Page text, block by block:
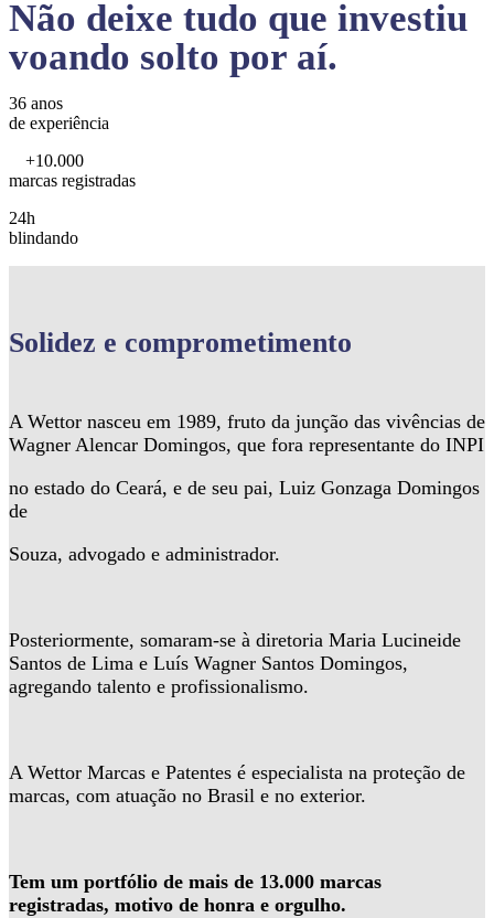
Não deixe tudo que investiu
voando solto por aí.
36 anos
de experiência
+10.000
marcas registradas
24h
blindando
Solidez e comprometimento
A Wettor nasceu em 1989, fruto da junção das vivências de
Wagner Alencar Domingos, que fora representante do INPI
no estado do Ceará, e de seu pai, Luiz Gonzaga Domingos
de
Souza, advogado e administrador.
Posteriormente, somaram-se à diretoria Maria Lucineide
Santos de Lima e Luís Wagner Santos Domingos,
agregando talento e profissionalismo.
A Wettor Marcas e Patentes é especialista na proteção de
marcas, com atuação no Brasil e no exterior.
Tem um portfólio de mais de 13.000 marcas
registradas, motivo de honra e orgulho.